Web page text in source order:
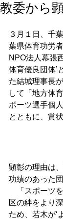
教委から
３月１日、千
葉県体育功労
NPO法人幕張
体育優良団体’
た結城理事長
して「地方体
ポーツ選手個
とともに、賞
顕彰の理由は
功績のあった
「スポーツ
区の絆をより
ため、若木が‘